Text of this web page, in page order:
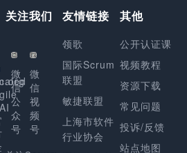
关注我们
微
信
公
众
号
微
信
视
频
号
友情链接
领歌
国际Scrum
联盟
敏捷联盟
上海市软件
行业协会
其他
公开认证课
视频教程
资源下载
常见问题
投诉/反馈
站点地图